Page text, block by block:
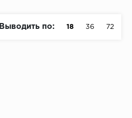
Выводить по: 18 36 72